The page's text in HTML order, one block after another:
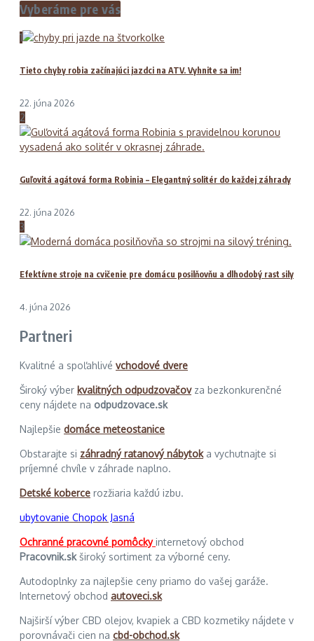
Vyberáme pre vás
1
Tieto chyby robia začínajúci jazdci na ATV. Vyhnite sa im!
22. júna 2026
2
Guľovitá agátová forma Robinia – Elegantný solitér do každej záhrady
22. júna 2026
3
Efektívne stroje na cvičenie pre domácu posilňovňu a dlhodobý rast sily
4. júna 2026
Partneri
Kvalitné a spoľahlivé vchodové dvere
Široký výber kvalitných odpudzovačovza bezkonkurenčné
ceny nájdete na odpudzovace.sk
Najlepšie domáce meteostanice
Obstarajte si záhradný ratanový nábytoka vychutnajte si
príjemné chvíle v záhrade naplno.
Detské koberce rozžiaria každú izbu.
ubytovanie Chopok Jasná
Ochranné pracovné pomôckyinternetový obchod
Pracovnik.skširoký sortiment za výborné ceny.
Autodoplnky za najlepšie ceny priamo do vašej garáže.
Internetový obchod autoveci.sk
Najširší výber CBD olejov, kvapiek a CBD kozmetiky nájdete v
porovnávači cien na cbd-obchod.sk